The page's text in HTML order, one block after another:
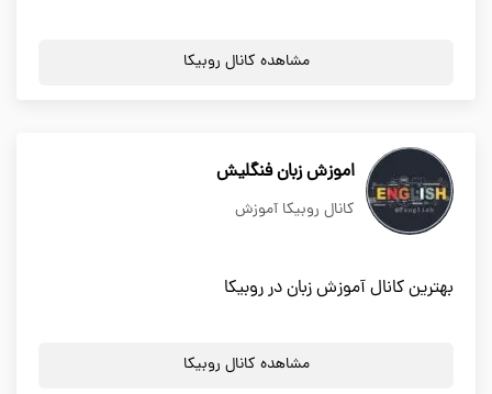
مشاهده کانال روبیکا
اموزش زبان فنگلیش
کانال روبیکا آموزش
بهترین کانال آموزش زبان در روبیکا
مشاهده کانال روبیکا